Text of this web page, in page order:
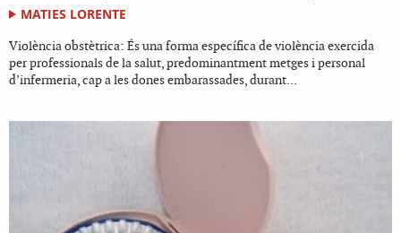
MATIES LORENTE
Violència obstètrica: És una forma específica de violència exercida
per professionals de la salut, predominantment metges i personal
d’infermeria, cap a les dones embarassades, durant...